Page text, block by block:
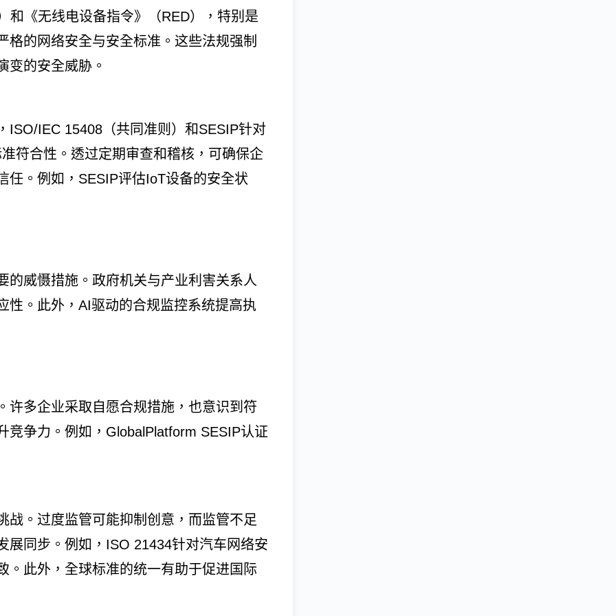
和《无线电设备指令》（RED），特别是
的网络安全与安全标准。这些法规强制
变的安全威胁。
ISO/IEC 15408（共同准则）和SESIP针对
符合性。透过定期审查和稽核，可确保企
任。例如，SESIP评估IoT设备的安全状
的威慑措施。政府机关与产业利害关系人
性。此外，AI驱动的合规监控系统提高执
许多企业采取自愿合规措施，也意识到符
竞争力。例如，GlobalPlatform SESIP认证
战。过度监管可能抑制创意，而监管不足
展同步。例如，ISO 21434针对汽车网络安
。此外，全球标准的统一有助于促进国际